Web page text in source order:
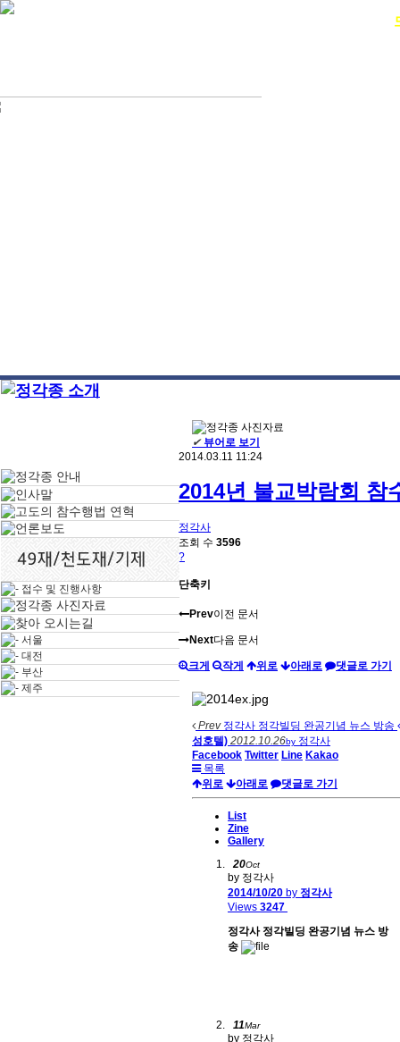
✔ 뷰어로 보기
2014.03.11 11:24
2014년 불교박람회 참
정각사
조회 수 3596
?
단축키
Prev이전 문서
Next다음 문서
크게 작게 위로 아래로 댓글로 가기
Prev정각사 정각빌딩 완공기념 뉴스 방송
성호텔) 2012.10.26by 정각사
Facebook Twitter Line Kakao
목록
위로
아래로 댓글로 가기
List
Zine
Gallery
20Oct
by 정각사
2014/10/20 by 정각사
Views 3247
정각사 정각빌딩 완공기념 뉴스 방
송
11Mar
by 정각사